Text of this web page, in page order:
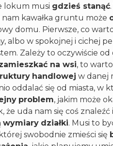
lokum musi gdzieś stanąć
kawałka gruntu może
domu. Pierwsze, co
albo w spokojnej i cichej
Zależy to oczywiście
na wsi, to
handlowej w danej
oddalać się od miasta, w
problem, jakim może
że uda nam się coś
wymiary działki. Musi to
swobodnie zmieści się